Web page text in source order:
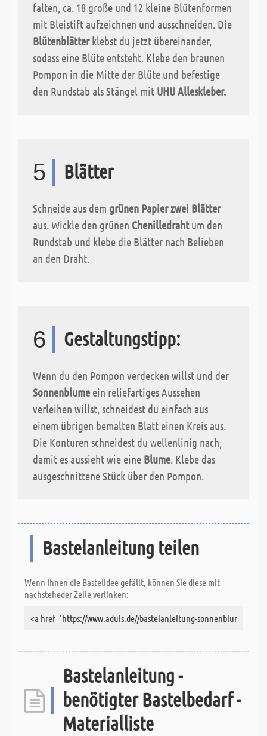
falten, ca. 18 große und 12 kleine Blütenformen
mit Bleistift aufzeichnen und ausschneiden. Die
Blütenblätterklebst du jetzt übereinander,
sodass eine Blüte entsteht. Klebe den braunen
Pompon in die Mitte der Blüte und befestige
den Rundstab als Stängel mit UHU Alleskleber.
5 Blätter
Schneide aus dem grünen Papier zwei Blätter
aus. Wickle den grünen Chenilledrahtum den
Rundstab und klebe die Blätter nach Belieben
an den Draht.
6 Gestaltungstipp:
Wenn du den Pompon verdecken willst und der
Sonnenblume ein reliefartiges Aussehen
verleihen willst, schneidest du einfach aus
einem übrigen bemalten Blatt einen Kreis aus.
Die Konturen schneidest du wellenlinig nach,
damit es aussieht wie eine Blume. Klebe das
ausgeschnittene Stück über den Pompon.
Bastelanleitung teilen
Wenn Ihnen die Bastelidee gefällt, können Sie diese mit
nachsteheder Zeile verlinken:
Bastelanleitung -
benötigter Bastelbedarf -
Materialliste